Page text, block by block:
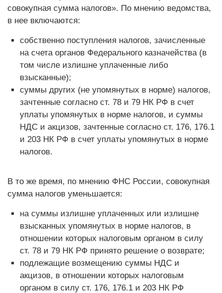
совокупная сумма налогов». По мнению ведомства,
в нее включаются:
собственно поступления налогов, зачисленные
на счета органов Федерального казначейства (в
том числе излишне уплаченные либо
взысканные);
суммы других (не упомянутых в норме) налогов,
зачтенные согласно ст. 78 и 79 НК РФ в счет
уплаты упомянутых в норме налогов, и суммы
НДС и акцизов, зачтенные согласно ст. 176, 176.1
и 203 НК РФ в счет уплаты упомянутых в норме
налогов.
В то же время, по мнению ФНС России, совокупная
сумма налогов уменьшается:
на суммы излишне уплаченных или излишне
взысканных упомянутых в норме налогов, в
отношении которых налоговым органом в силу
ст. 78 и 79 НК РФ принято решение о возврате;
подлежащие возмещению суммы НДС и
акцизов, в отношении которых налоговым
органом в силу ст. 176, 176.1 и 203 НК РФ